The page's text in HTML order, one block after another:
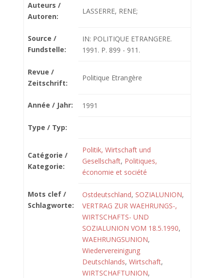
Auteurs /
Autoren:
LASSERRE, RENE;
Source /
Fundstelle:
IN: POLITIQUE ETRANGERE.
1991. P. 899 - 911.
Revue /
Zeitschrift:
Politique Etrangère
Année / Jahr: 1991
Type / Typ:
Catégorie /
Kategorie:
Politik, Wirtschaft und
Gesellschaft, Politiques,
économie et société
Mots clef /
Schlagworte:
Ostdeutschland, SOZIALUNION,
VERTRAG ZUR WAEHRUNGS-,
WIRTSCHAFTS- UND
SOZIALUNION VOM 18.5.1990,
WAEHRUNGSUNION,
Wiedervereinigung
Deutschlands, Wirtschaft,
WIRTSCHAFTUNION,